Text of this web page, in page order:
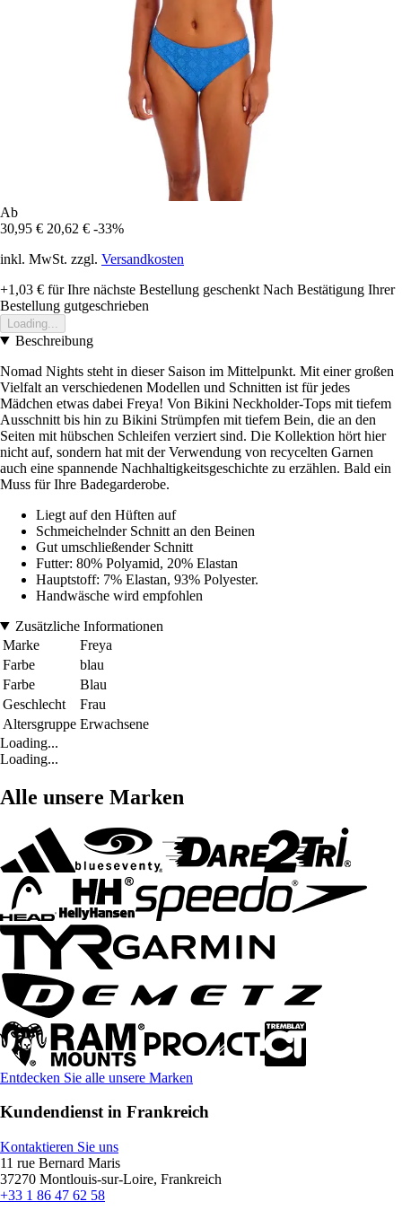
Ab
30,95 € 20,62 € -33%
inkl. MwSt. zzgl. Versandkosten
+1,03 € für Ihre nächste Bestellung geschenkt Nach Bestätigung Ihrer
Bestellung gutgeschrieben
Loading...
Beschreibung
Nomad Nights steht in dieser Saison im Mittelpunkt. Mit einer großen
Vielfalt an verschiedenen Modellen und Schnitten ist für jedes
Mädchen etwas dabei Freya! Von Bikini Neckholder-Tops mit tiefem
Ausschnitt bis hin zu Bikini Strümpfen mit tiefem Bein, die an den
Seiten mit hübschen Schleifen verziert sind. Die Kollektion hört hier
nicht auf, sondern hat mit der Verwendung von recycelten Garnen
auch eine spannende Nachhaltigkeitsgeschichte zu erzählen. Bald ein
Muss für Ihre Badegarderobe.
Liegt auf den Hüften auf
Schmeichelnder Schnitt an den Beinen
Gut umschließender Schnitt
Futter: 80% Polyamid, 20% Elastan
Hauptstoff: 7% Elastan, 93% Polyester.
Handwäsche wird empfohlen
Zusätzliche Informationen
Marke
Freya
Farbe
blau
Farbe
Blau
Geschlecht
Frau
Altersgruppe Erwachsene
Loading...
Loading...
Alle unsere Marken
Entdecken Sie alle unsere Marken
Kundendienst in Frankreich
Kontaktieren Sie uns
11 rue Bernard Maris
37270 Montlouis-sur-Loire, Frankreich
+33 1 86 47 62 58